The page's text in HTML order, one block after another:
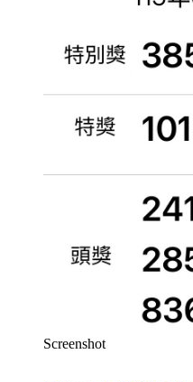
Screenshot